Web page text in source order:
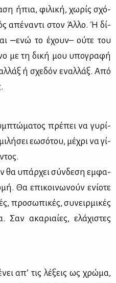
ήπια, φι­λι­κή, χω­ρίς σχό­
απέ­να­ντι στον Άλ­λο. Ή δί­
‒ενώ το έχουν– ού­τε του
με τη δι­κή μου υπο­γρα­φή
ή σχε­δόν εναλ­λάξ. Από
.
πρέ­πει να γυ­ρί­
εω­σό­του, μέ­χρι να γί­
θα υπάρ­χει σύν­δε­ση εμ­φα­
Θα επι­κοι­νω­νούν ενί­ο­τε
προ­σω­πι­κές, συ­νειρ­μι­κές
Σαν ακα­ριαί­ες, ελά­χι­στες
απ’ τις λέ­ξεις ως χρώ­μα,